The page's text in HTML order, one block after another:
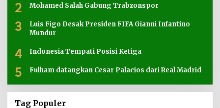
2 Mohamed Salah Gabung Trabzonspor
3
Luis Figo Desak Presiden FIFA Gianni Infantino
Mundur
4 Indonesia Tempati Posisi Ketiga
5 Fulham datangkan Cesar Palacios dari Real Madrid
Tag Populer